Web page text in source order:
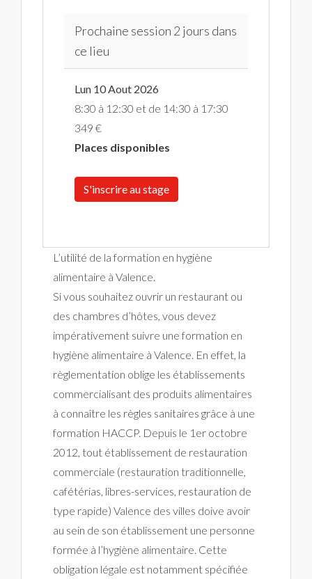
Prochaine session 2 jours dans
ce lieu
Lun 10 Aout 2026
8:30 à 12:30 et de 14:30 à 17:30
349 €
Places disponibles
S'inscrire au stage
L’utilité de la formation en hygiène
alimentaire à Valence.
Si vous souhaitez ouvrir un restaurant ou
des chambres d’hôtes, vous devez
impérativement suivre une formation en
hygiène alimentaire à Valence. En effet, la
règlementation oblige les établissements
commercialisant des produits alimentaires
à connaître les règles sanitaires grâce à une
formation HACCP. Depuis le 1er octobre
2012, tout établissement de restauration
commerciale (restauration traditionnelle,
cafétérias, libres-services, restauration de
type rapide) Valence des villes doive avoir
au sein de son établissement une personne
formée à l’hygiène alimentaire. Cette
obligation légale est notamment spécifiée